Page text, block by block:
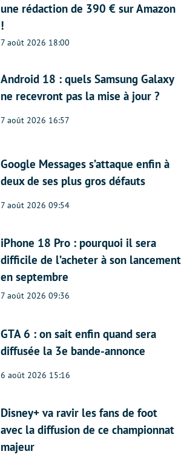
une rédaction de 390 € sur Amazon
!
7 août 2026 18:00
Android 18 : quels Samsung Galaxy
ne recevront pas la mise à jour ?
7 août 2026 16:57
Google Messages s’attaque enfin à
deux de ses plus gros défauts
7 août 2026 09:54
iPhone 18 Pro : pourquoi il sera
difficile de l’acheter à son lancement
en septembre
7 août 2026 09:36
GTA 6 : on sait enfin quand sera
diffusée la 3e bande-annonce
6 août 2026 15:16
Disney+ va ravir les fans de foot
avec la diffusion de ce championnat
majeur